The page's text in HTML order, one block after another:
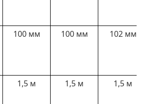
100 мм 100 мм 102 мм
1,5 м 1,5 м 1,5 м